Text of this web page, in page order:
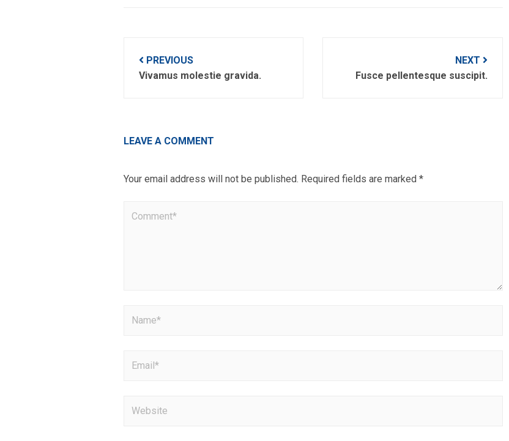
navigation
PREVIOUS
Vivamus molestie gravida.
NEXT
Fusce pellentesque suscipit.
LEAVE A COMMENT
Your email address will not be published. Required fields are marked *